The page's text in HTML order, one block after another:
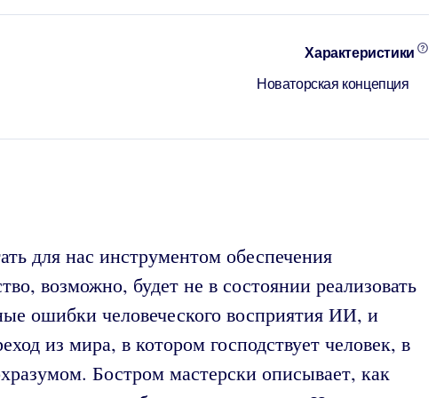
Характеристики
Новаторская концепция
для нас инструментом обеспечения
возможно, будет не в состоянии реализовать
ошибки человеческого восприятия ИИ, и
из мира, в котором господствует человек, в
Бостром мастерски описывает, как